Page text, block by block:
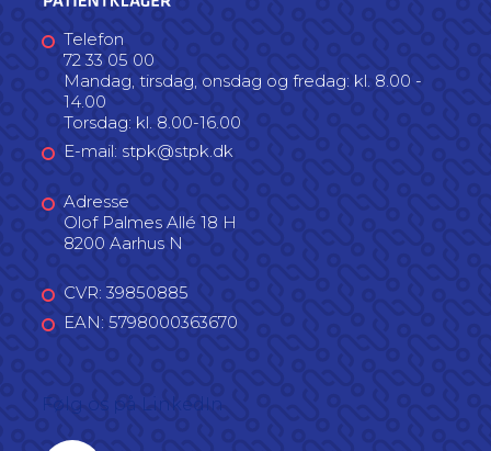
Telefon
72 33 05 00
Mandag, tirsdag, onsdag og fredag: kl. 8.00 -
14.00
Torsdag: kl. 8.00-16.00
E-mail: stpk@stpk.dk
Adresse
Olof Palmes Allé 18 H
8200 Aarhus N
CVR: 39850885
EAN: 5798000363670